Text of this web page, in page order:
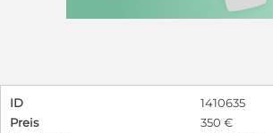
ID
1410635
Preis
350 €